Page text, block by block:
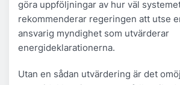
göra uppföljningar av hur väl
rekommenderar regeringen att utse
ansvarig myndighet som utvärderar
energideklarationerna.
Utan en sådan utvärdering är det